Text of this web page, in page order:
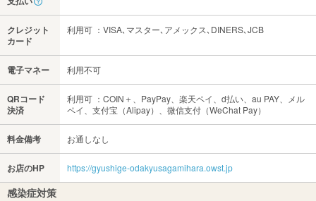
クレジット
カード
利用可 ：VISA､マスター､アメックス､DINERS､JCB
電子マネー 利用不可
QRコード
決済
利用可 ：COIN＋、PayPay、楽天ペイ、d払い、au PAY、メル
ペイ、支付宝（Alipay）、微信支付（WeChat Pay）
料金備考 お通しなし
お店のHP https://gyushige-odakyusagamihara.owst.jp
感染症対策